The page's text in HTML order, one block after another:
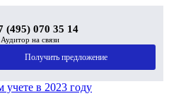
(495) 070 35 14
Аудитор на связи
Получить предложение